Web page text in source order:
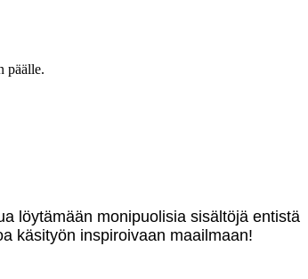
päälle.
löytämään monipuolisia sisältöjä entistä
käsityön inspiroivaan maailmaan!